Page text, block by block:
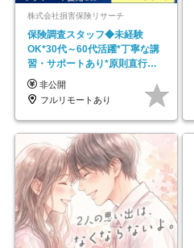
株式会社損害保険リサーチ
保険調査スタッフ◆未経験
OK*30代～60代活躍*丁寧な講
習・サポートあり*原則直行直
帰／全国募集・業務委託
非公開
フルリモートあり